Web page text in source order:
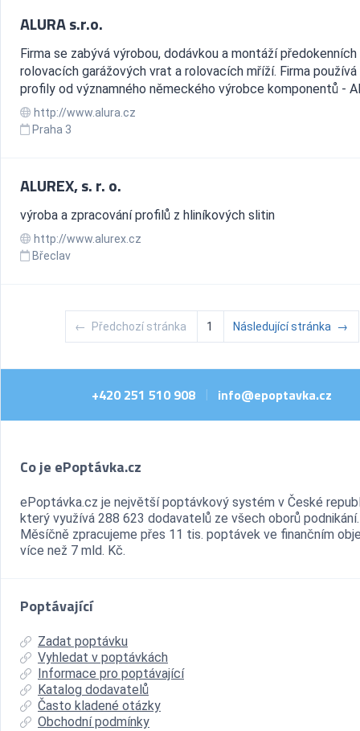
ALURA s.r.o.
Firma se zabývá výrobou, dodávkou a montáží
rolovacích garážových vrat a rolovacích mříží. Firma používá
profily od významného německého výrobce komponentů -
http://www.alura.cz
Praha 3
ALUREX, s. r. o.
výroba a zpracování profilů z hliníkových slitin
http://www.alurex.cz
Břeclav
← Předchozí stránka 1 Následující stránka →
+420 251 510 908 info@epoptavka.cz
Co je ePoptávka.cz
ePoptávka.cz je největší poptávkový systém v České
který využívá 288 623 dodavatelů ze všech oborů podnikání.
Měsíčně zpracujeme přes 11 tis. poptávek ve finančním
více než 7 mld. Kč.
Poptávající
Zadat poptávku
Vyhledat v poptávkách
Informace pro poptávající
Katalog dodavatelů
Často kladené otázky
Obchodní podmínky